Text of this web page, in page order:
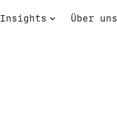
Insights Über uns